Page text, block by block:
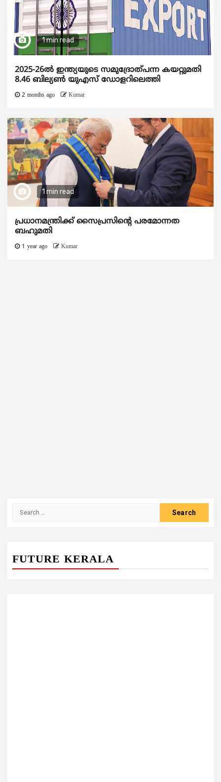
1 min read
2025-26ൽ ഇന്ത്യയുടെ സമുദ്രോത്പന്ന കയറ്റുമതി
8.46 ബില്യൺ യുഎസ് ഡോളറിലെത്തി
2 months ago Kumar
1 min read
പ്രധാനമന്ത്രിക്ക് സൈപ്രസിന്റെ ​പരമോന്നത
ബഹുമതി
1 year ago Kumar
Search
FUTURE KERALA